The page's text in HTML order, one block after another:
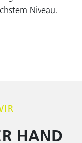
Niveau.
HAND